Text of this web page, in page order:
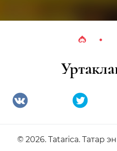
© 2026. Tatarica. Татар